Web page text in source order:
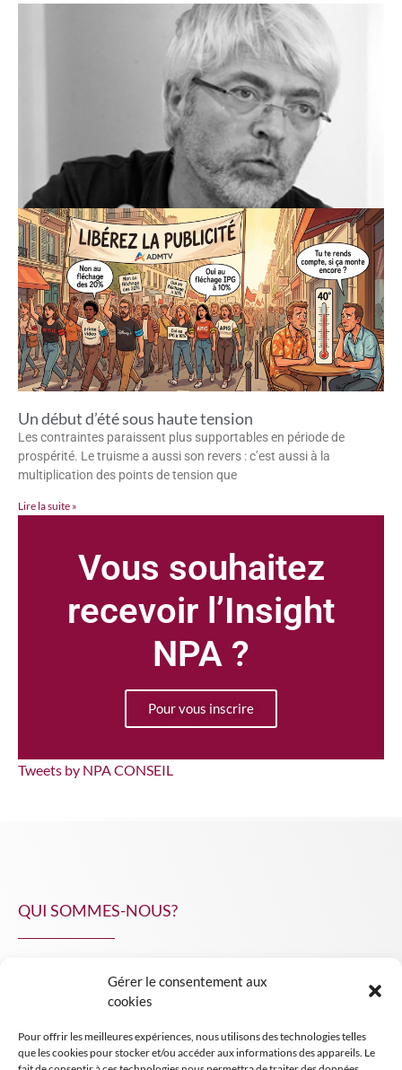
Gérer le consentement aux
cookies
Pour offrir les meilleures expériences, nous utilisons des technologies telles
que les cookies pour stocker et/ou accéder aux informations des appareils. Le
Un début d’été sous haute tension
Les contraintes paraissent plus supportables en période de
prospérité. Le truisme a aussi son revers : c’est aussi à la
multiplication des points de tension que
Lire la suite »
Vous souhaitez
recevoir l’Insight
NPA ?
Pour vous inscrire
Tweets by NPA CONSEIL
QUI SOMMES-NOUS?
INSIGHT NPA